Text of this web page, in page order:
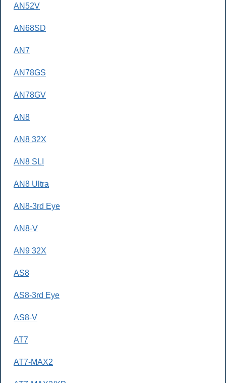
AN52V
AN68SD
AN7
AN78GS
AN78GV
AN8
AN8 32X
AN8 SLI
AN8 Ultra
AN8-3rd Eye
AN8-V
AN9 32X
AS8
AS8-3rd Eye
AS8-V
AT7
AT7-MAX2